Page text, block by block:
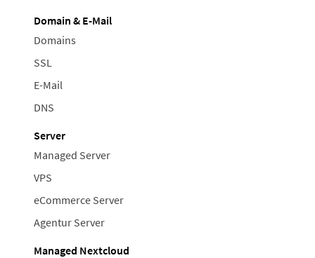
Domain & E-Mail
Domains
SSL
E-Mail
DNS
Server
Managed Server
VPS
eCommerce Server
Agentur Server
Managed Nextcloud